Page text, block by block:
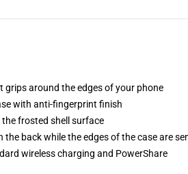
grips around the edges of your phone
with anti-fingerprint finish
frosted shell surface
the back while the edges of the case are
wireless charging and PowerShare